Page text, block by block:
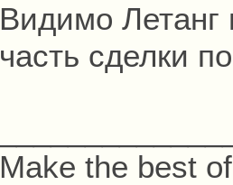
Видимо
часть сделки
Make the best